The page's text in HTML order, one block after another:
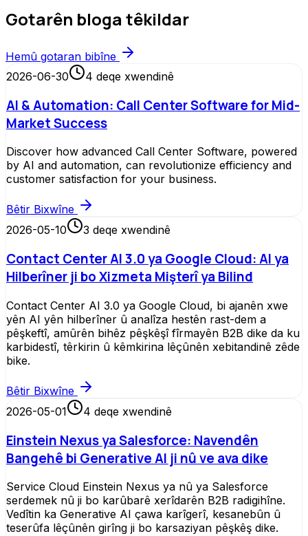
Gotarên bloga têkildar
Hemû gotaran bibîne
2026-06-30
4 deqe xwendinê
AI & Automation: Call Center Software for Mid-
Market Success
Discover how advanced Call Center Software, powered
by AI and automation, can revolutionize efficiency and
customer satisfaction for your business.
Bêtir Bixwîne
2026-05-10
3 deqe xwendinê
Contact Center AI 3.0 ya Google Cloud: AI ya
Hilberîner ji bo Xizmeta Mişterî ya Bilind
Contact Center AI 3.0 ya Google Cloud, bi ajanên xwe
yên AI yên hilberîner û analîza hestên rast-dem a
pêşkeftî, amûrên bihêz pêşkêşî fîrmayên B2B dike da ku
karbidestî, têrkirin û kêmkirina lêçûnên xebitandinê zêde
bike.
Bêtir Bixwîne
2026-05-01
4 deqe xwendinê
Einstein Nexus ya Salesforce: Navendên
Bangehê bi Generative AI ji nû ve ava dike
Service Cloud Einstein Nexus ya nû ya Salesforce
serdemek nû ji bo karûbarê xerîdarên B2B radigihîne.
Vedîtin ka Generative AI çawa karîgerî, kesanebûn û
teserûfa lêçûnên girîng ji bo karsaziyan pêşkêş dike.